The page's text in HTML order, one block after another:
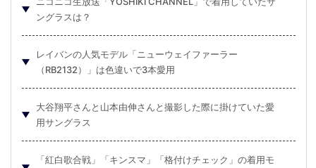
ングラスは？
レイバンの人気モデル「ニューウェイファーラー
（RB2132）」は色違いで3本愛用
大谷翔平さんと山本由伸さんと撮影した際に掛けていた愛
用サングラス
「紅白歌合戦」「キンスマ」「格付けチェック」の着用モ